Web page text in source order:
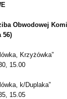
Obwodowej
56)
Krzyżówka”
15.00
k/Duplaka”
15.05